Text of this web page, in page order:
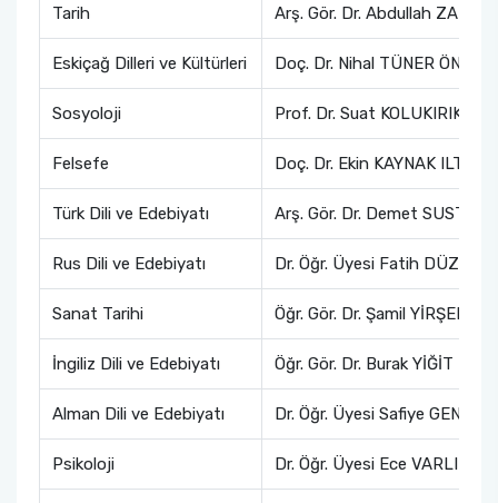
Tarih Arş. Gör. Dr. Abdullah
Eskiçağ Dilleri ve Kültürleri Doç. Dr. Nihal TÜNER ÖNEN
Sosyoloji Prof. Dr. Suat KOLUKIRIK
Felsefe Doç. Dr. Ekin KAYNAK ILTAR
Türk Dili ve Edebiyatı Arş. Gör. Dr. Demet SUSTAM
Rus Dili ve Edebiyatı Dr. Öğr. Üyesi Fatih DÜZGÜN
Sanat Tarihi Öğr. Gör. Dr. Şamil YİRŞEN
İngiliz Dili ve Edebiyatı Öğr. Gör. Dr. Burak YİĞİT
Alman Dili ve Edebiyatı Dr. Öğr. Üyesi Safiye GENÇ
Psikoloji Dr. Öğr. Üyesi Ece VARLIK